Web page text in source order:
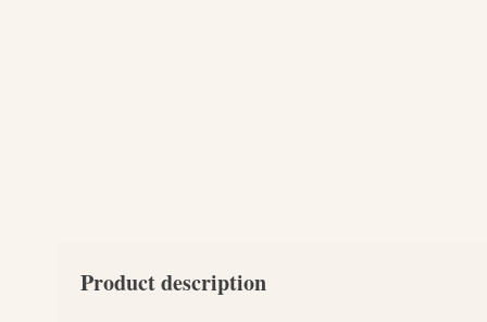
Product description